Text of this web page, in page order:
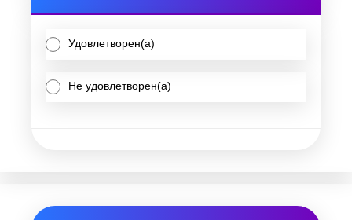
Удовлетворен(а)
Не удовлетворен(а)